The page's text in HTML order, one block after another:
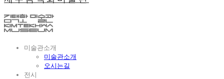
미술관소개
미술관소개
오시는길
전시